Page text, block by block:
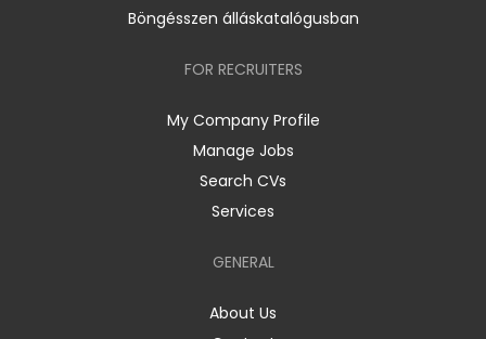
Böngésszen álláskatalógusban
FOR RECRUITERS
My Company Profile
Manage Jobs
Search CVs
Services
GENERAL
About Us